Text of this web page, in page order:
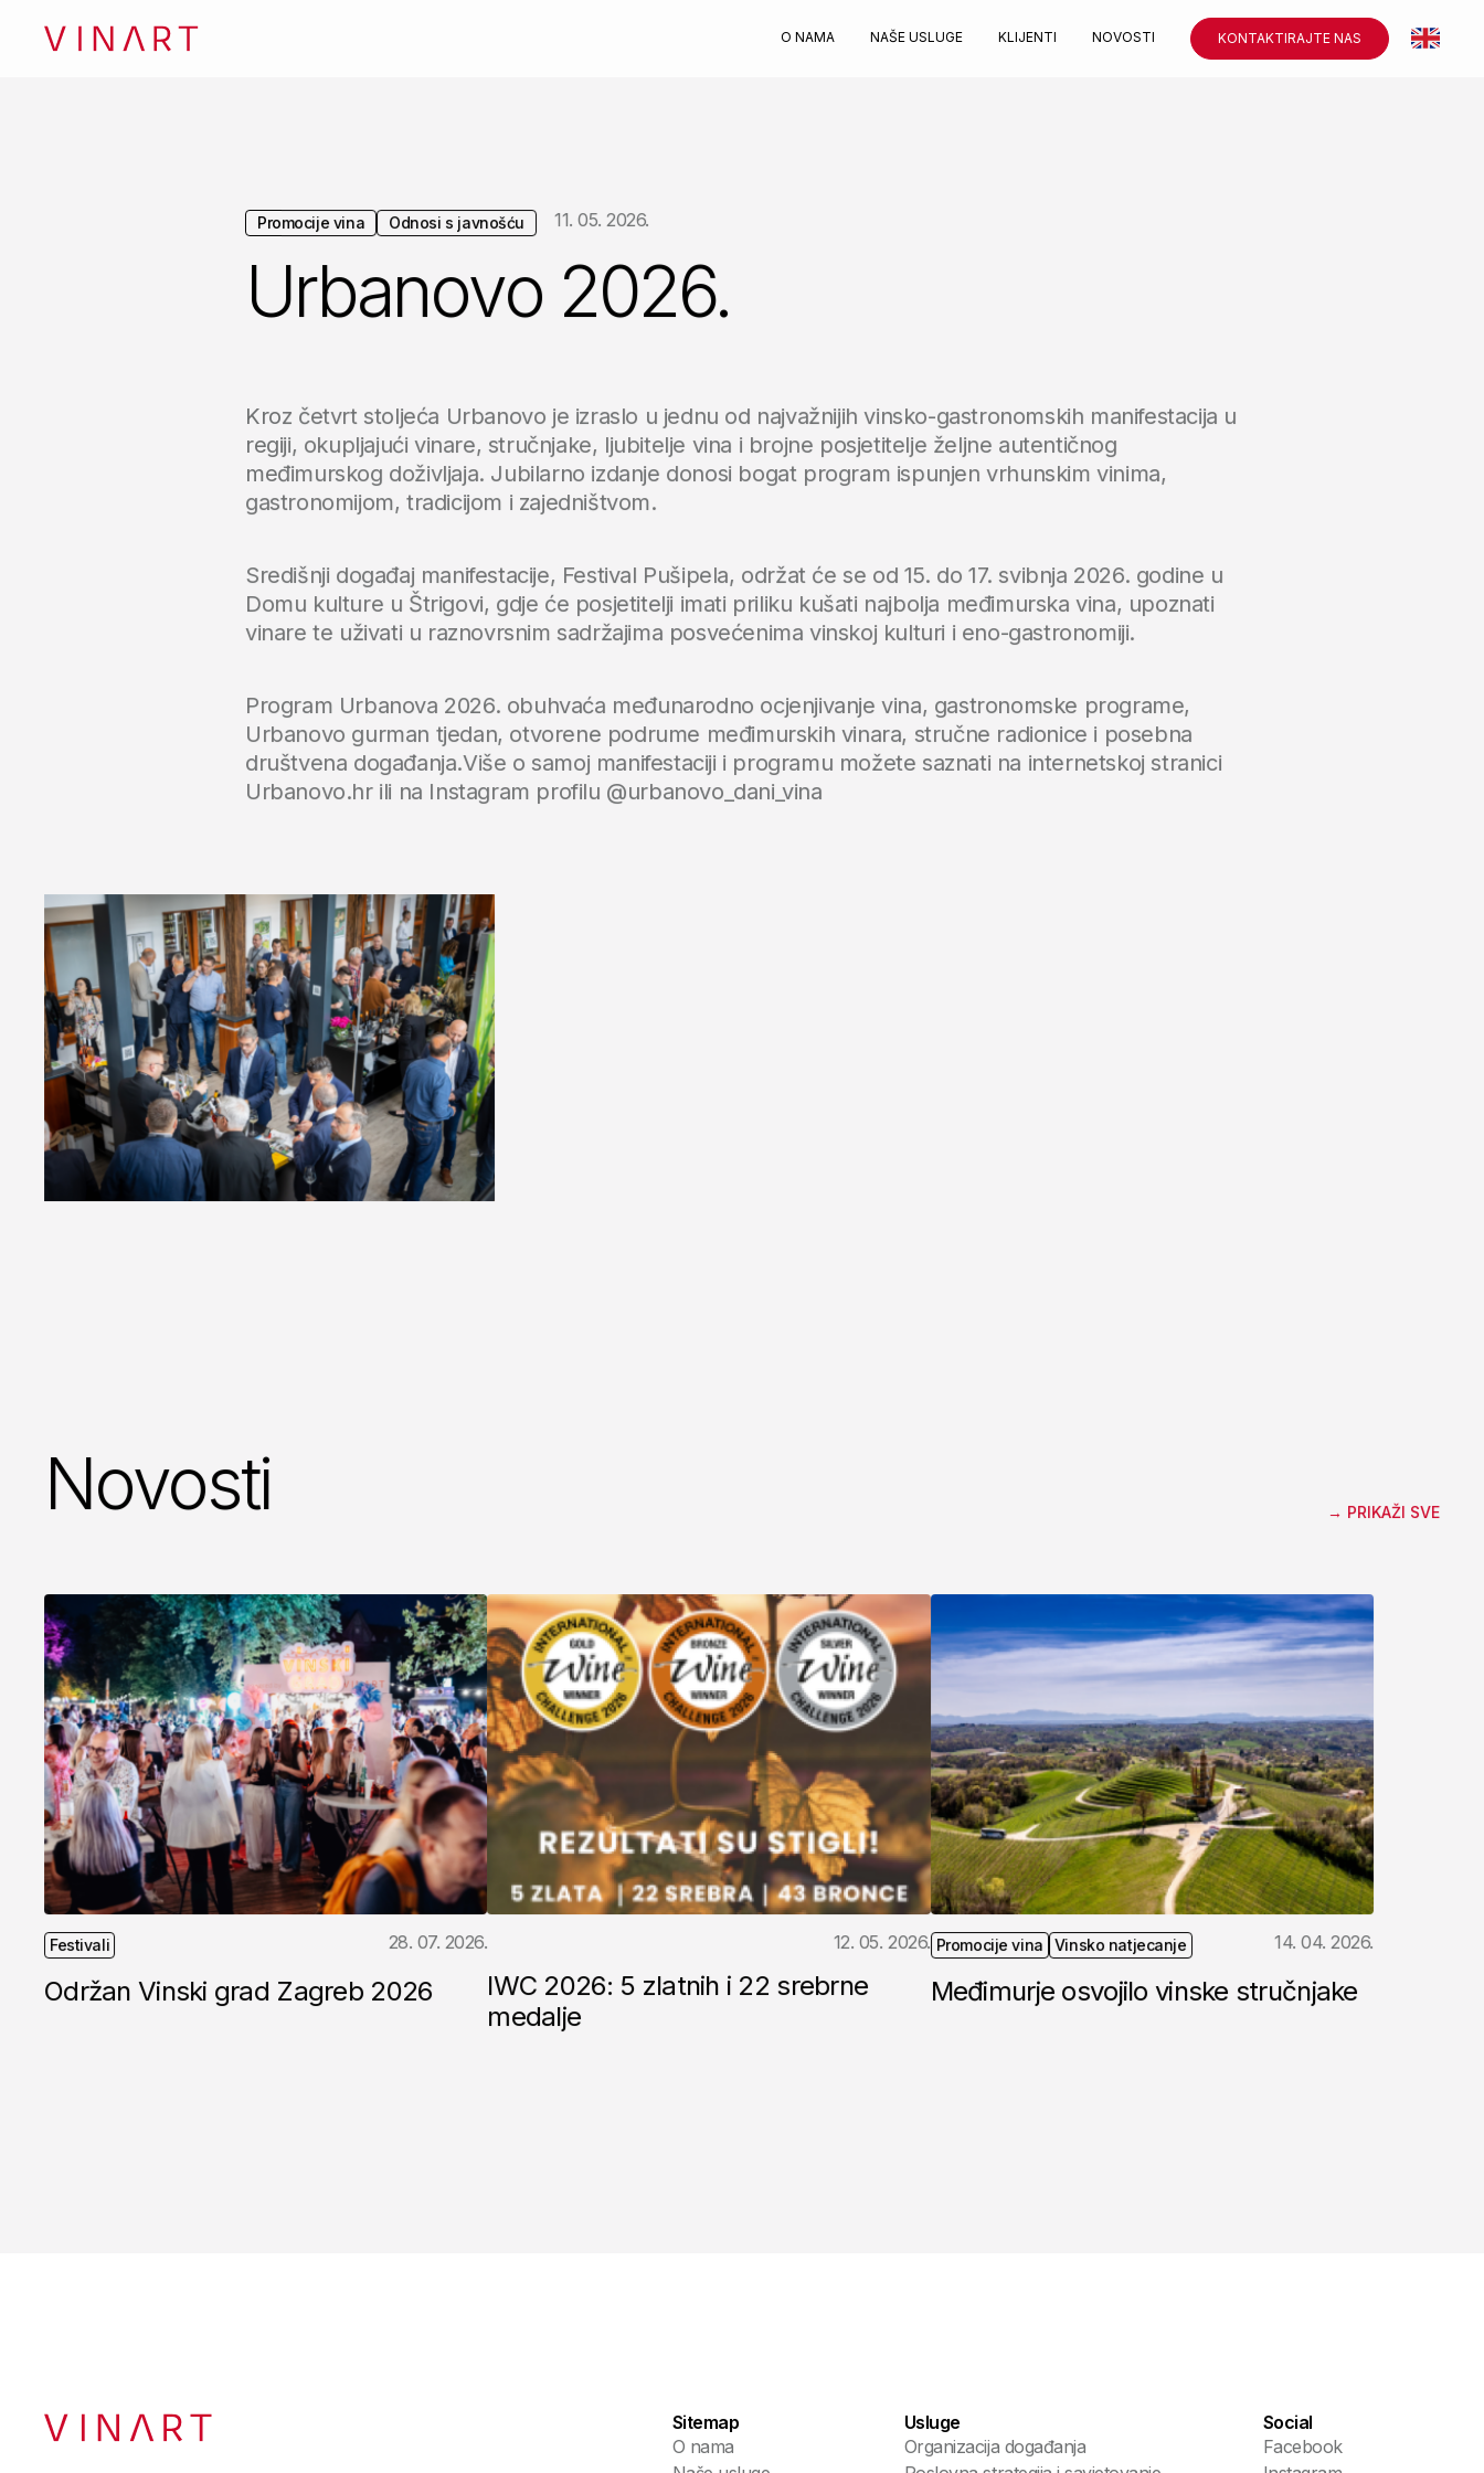
O NAMA NAŠE USLUGE KLIJENTI NOVOSTI KONTAKTIRAJTE NAS
Promocije vina Odnosi s javnošću 11. 05. 2026.
Urbanovo 2026.
Kroz četvrt stoljeća Urbanovo je izraslo u jednu od najvažnijih vinsko-gastronomskih manifestacija u
regiji, okupljajući vinare, stručnjake, ljubitelje vina i brojne posjetitelje željne autentičnog
međimurskog doživljaja. Jubilarno izdanje donosi bogat program ispunjen vrhunskim vinima,
gastronomijom, tradicijom i zajedništvom.
Središnji događaj manifestacije, Festival Pušipela, održat će se od 15. do 17. svibnja 2026. godine u
Domu kulture u Štrigovi, gdje će posjetitelji imati priliku kušati najbolja međimurska vina, upoznati
vinare te uživati u raznovrsnim sadržajima posvećenima vinskoj kulturi i eno-gastronomiji.
Program Urbanova 2026. obuhvaća međunarodno ocjenjivanje vina, gastronomske programe,
Urbanovo gurman tjedan, otvorene podrume međimurskih vinara, stručne radionice i posebna
društvena događanja.Više o samoj manifestaciji i programu možete saznati na internetskoj stranici
Urbanovo.hr ili na Instagram profilu @urbanovo_dani_vina
Novosti → PRIKAŽI SVE
Festivali 28. 07. 2026.
Održan Vinski grad Zagreb 2026
12. 05. 2026.
IWC 2026: 5 zlatnih i 22 srebrne
medalje
Promocije vina Vinsko natjecanje 14. 04. 2026.
Međimurje osvojilo vinske stručnjake
Sitemap
O nama
Usluge
Organizacija događanja
Social
Facebook